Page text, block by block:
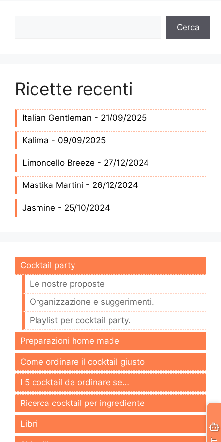
Cerca
Ricette recenti
Italian Gentleman - 21/09/2025
Kalima - 09/09/2025
Limoncello Breeze - 27/12/2024
Mastika Martini - 26/12/2024
Jasmine - 25/10/2024
Cocktail party
Le nostre proposte
Organizzazione e suggerimenti.
Playlist per cocktail party.
Preparazioni home made
Come ordinare il cocktail giusto
I 5 cocktail da ordinare se…
Ricerca cocktail per ingrediente
Libri